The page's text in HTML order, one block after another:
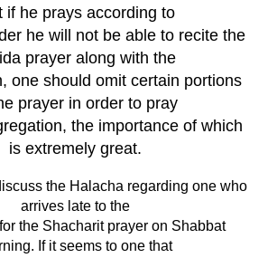
if he prays according to
he will not be able to recite the
prayer along with the
one should omit certain portions
prayer in order to pray
the importance of which
is extremely great.
the Halacha regarding one who
arrives late to the
the Shacharit prayer on Shabbat
If it seems to one that